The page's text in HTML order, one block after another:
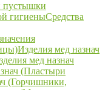
пустышки
гигиеныСредства
Изделия мед назнач
мед назнач
(Пластыри
(Горчишники,